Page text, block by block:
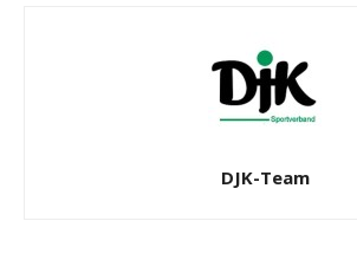
DJK-Team